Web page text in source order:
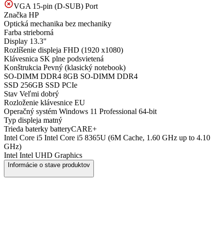
VGA 15-pin (D-SUB) Port
Značka HP
Optická mechanika bez mechaniky
Farba strieborná
Display 13.3"
Rozlíšenie displeja FHD (1920 x1080)
Klávesnica SK plne podsvietená
Konštrukcia Pevný (klasický notebook)
SO-DIMM DDR4 8GB SO-DIMM DDR4
SSD 256GB SSD PCIe
Stav Veľmi dobrý
Rozloženie klávesnice EU
Operačný systém Windows 11 Professional 64-bit
Typ displeja matný
Trieda baterky batteryCARE+
Intel Core i5 Intel Core i5 8365U (6M Cache, 1.60 GHz up to 4.10
GHz)
Intel Intel UHD Graphics
Informácie o stave produktov